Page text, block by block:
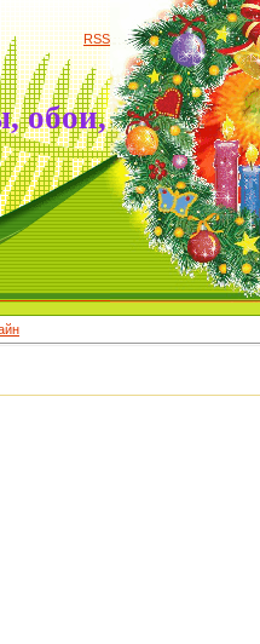
RSS
обои,